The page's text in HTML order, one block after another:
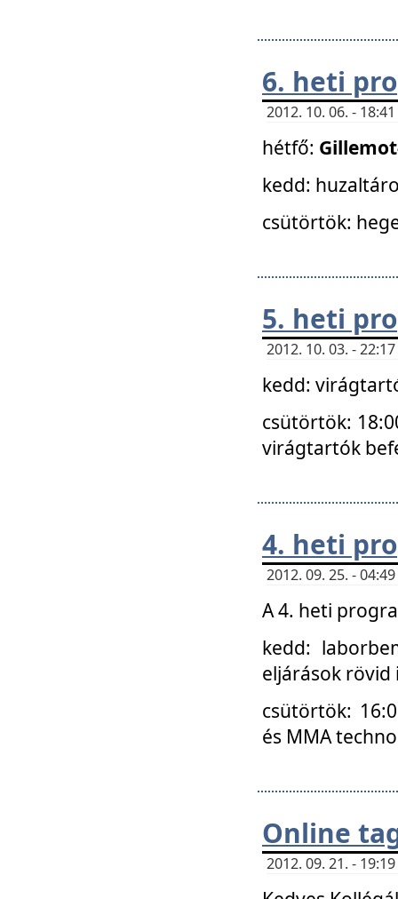
6. heti
2012. 10. 06. -
hétfő:
kedd:
csütörtök:
5. heti
2012. 10. 03. -
kedd:
csütörtök:
virágtartók
4. heti
2012. 09. 25. -
A 4. heti
kedd:
eljárások
csütörtök:
és MMA
Online
2012. 09. 21. -